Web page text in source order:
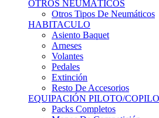
OTROS NEUMÁTICOS
Otros Tipos De Neumáticos
HABITACULO
Asiento Baquet
Arneses
Volantes
Pedales
Extinción
Resto De Accesorios
EQUIPACIÓN PILOTO/
Packs Completos